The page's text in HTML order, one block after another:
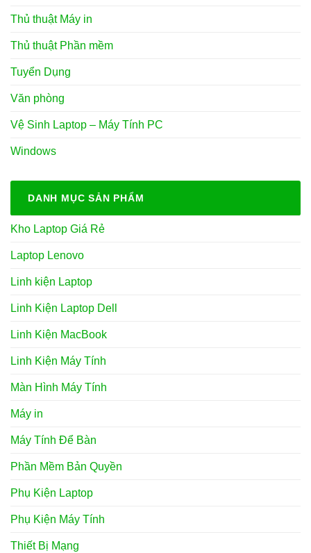
Thủ thuật Máy in
Thủ thuật Phần mềm
Tuyển Dụng
Văn phòng
Vệ Sinh Laptop – Máy Tính PC
Windows
DANH MỤC SẢN PHẨM
Kho Laptop Giá Rẻ
Laptop Lenovo
Linh kiện Laptop
Linh Kiện Laptop Dell
Linh Kiện MacBook
Linh Kiện Máy Tính
Màn Hình Máy Tính
Máy in
Máy Tính Để Bàn
Phần Mềm Bản Quyền
Phụ Kiện Laptop
Phụ Kiện Máy Tính
Thiết Bị Mạng